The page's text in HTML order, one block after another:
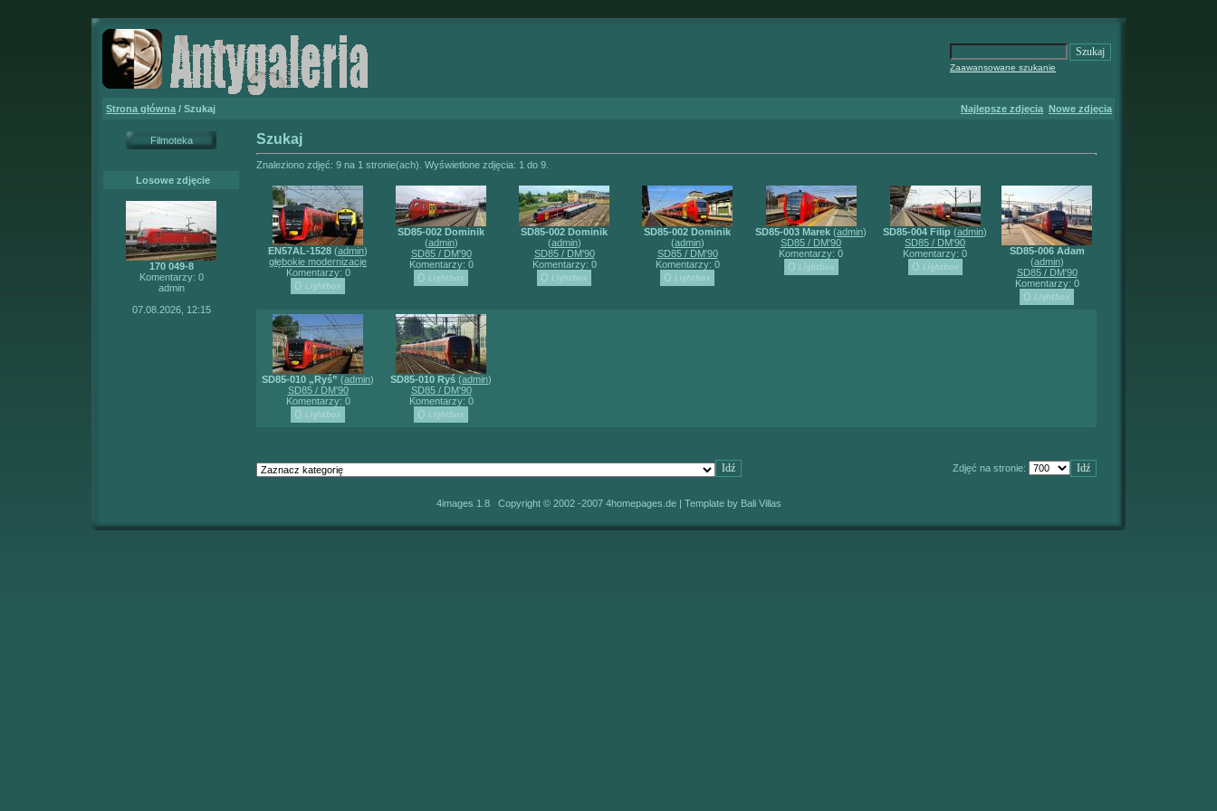
Zaawansowane szukanie
Strona główna / Szukaj Najlepsze zdjęcia Nowe zdjęcia
Filmoteka
Losowe zdjęcie
170 049-8
Komentarzy: 0
admin
07.08.2026, 12:15
Szukaj
Znaleziono zdjęć: 9 na 1 stronie(ach). Wyświetlone zdjęcia: 1 do 9.
EN57AL-1528 (admin)
głębokie modernizacje
Komentarzy: 0
SD85-002 Dominik
(admin)
SD85 / DM'90
Komentarzy: 0
SD85-002 Dominik
(admin)
SD85 / DM'90
Komentarzy: 0
SD85-002 Dominik
(admin)
SD85 / DM'90
Komentarzy: 0
SD85-003 Marek (admin)
SD85 / DM'90
Komentarzy: 0
SD85-004 Filip (admin)
SD85 / DM'90
Komentarzy: 0
SD85-006 Adam
(admin)
SD85 / DM'90
Komentarzy: 0
SD85-010 „Ryś” (admin)
SD85 / DM'90
Komentarzy: 0
SD85-010 Ryś (admin)
SD85 / DM'90
Komentarzy: 0
Zdjęć na stronie:
4images 1.8 Copyright © 2002 -2007 4homepages.de| Template by Bali Villas